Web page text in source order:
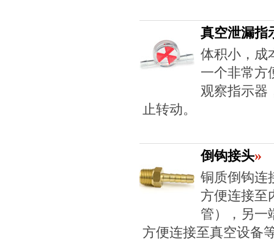
真空泄漏指
体积小，成
一个非常方
观察指示器
止转动。
倒钩接头»
铜质倒钩连
方便连接至
管），另一
方便连接至真空设备